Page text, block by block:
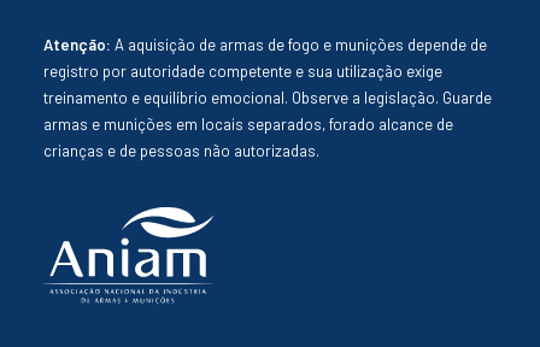
Atenção: A aquisição de armas de fogo e munições depende de
registro por autoridade competente e sua utilização exige
treinamento e equilíbrio emocional. Observe a legislação. Guarde
armas e munições em locais separados, forado alcance de
crianças e de pessoas não autorizadas.